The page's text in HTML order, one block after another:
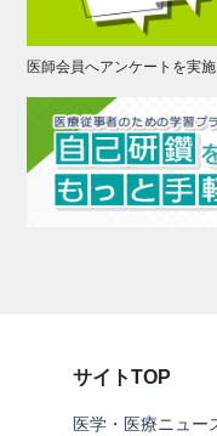
医師会員へアンケートを実
サイトTOP
医学・医療ニュー